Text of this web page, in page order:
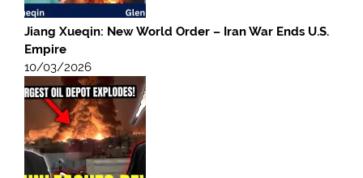
Jiang Xueqin: New World Order – Iran War Ends U.S.
Empire
10/03/2026